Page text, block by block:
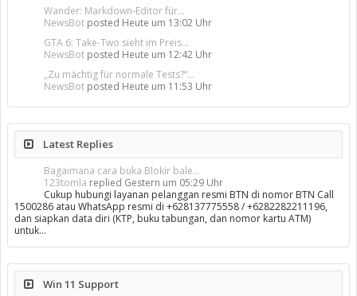
Wander: Markdown-Editor für...
NewsBot posted Heute um 13:02 Uhr
GTA 6: Take-Two sieht im Preis...
NewsBot posted Heute um 12:42 Uhr
„Zu mächtig für normale Tests?“...
NewsBot posted Heute um 11:53 Uhr
Latest Replies
Bagaimana cara buka Blokir bale...
123tomla replied Gestern um 05:29 Uhr
Cukup hubungi layanan pelanggan resmi BTN di nomor BTN Call
1500286 atau WhatsApp resmi di +628137775558 / +6282282211196,
dan siapkan data diri (KTP, buku tabungan, dan nomor kartu ATM)
untuk…
Win 11 Support